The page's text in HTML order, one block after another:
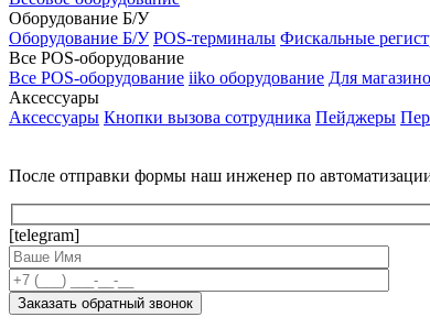
Оборудование Б/У
Оборудование Б/У POS-терминалы Фискальные
Все POS-оборудование
Все POS-оборудование iiko оборудование Для
Аксессуары
Аксессуары Кнопки вызова сотрудника Пейджеры
После отправки формы наш инженер по
[telegram]